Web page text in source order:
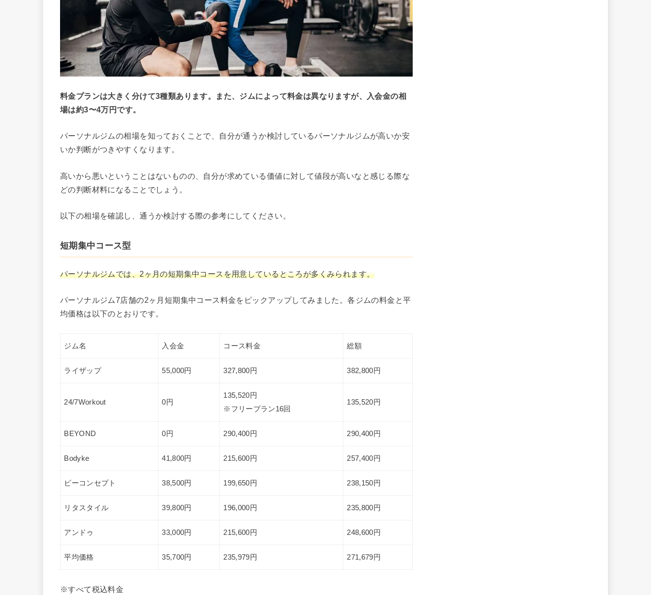
料金プランは大きく分けて3種類あります。また、ジムによって料金は異なりますが、入会金の相
場は約3〜4万円です。
パーソナルジムの相場を知っておくことで、自分が通うか検討しているパーソナルジムが高いか安
いか判断がつきやすくなります。
高いから悪いということはないものの、自分が求めている価値に対して値段が高いなと感じる際な
どの判断材料になることでしょう。
以下の相場を確認し、通うか検討する際の参考にしてください。
短期集中コース型
パーソナルジムでは、2ヶ月の短期集中コースを用意しているところが多くみられます。
パーソナルジム7店舗の2ヶ月短期集中コース料金をピックアップしてみました。各ジムの料金と平
均価格は以下のとおりです。
ジム名 入会金 コース料金 総額
ライザップ 55,000円 327,800円 382,800円
24/7Workout 0円
135,520円
※フリープラン16回
135,520円
BEYOND 0円 290,400円 290,400円
Bodyke 41,800円 215,600円 257,400円
ビーコンセプト 38,500円 199,650円 238,150円
リタスタイル 39,800円 196,000円 235,800円
アンドゥ 33,000円 215,600円 248,600円
平均価格 35,700円 235,979円 271,679円
※すべて税込料金